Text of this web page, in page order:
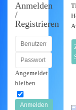
Anmelden
/
Registrieren
Angemeldet
bleiben
Anmelden